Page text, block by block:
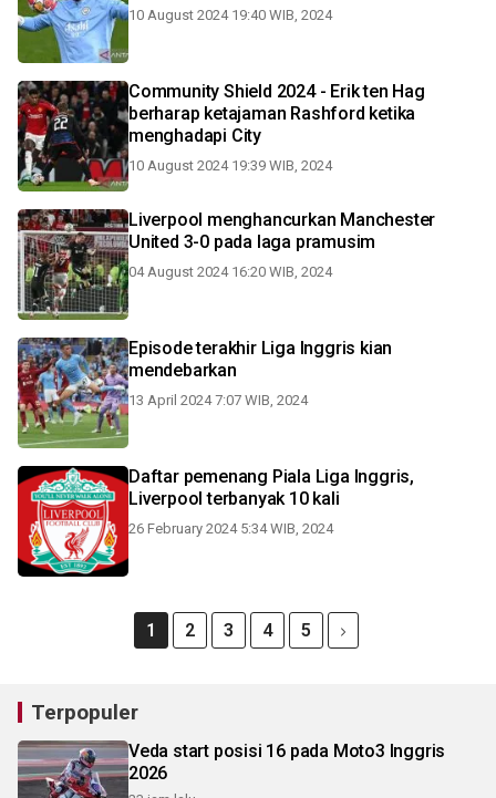
10 August 2024 19:40 WIB, 2024
Community Shield 2024 - Erik ten Hag
berharap ketajaman Rashford ketika
menghadapi City
10 August 2024 19:39 WIB, 2024
Liverpool menghancurkan Manchester
United 3-0 pada laga pramusim
04 August 2024 16:20 WIB, 2024
Episode terakhir Liga Inggris kian
mendebarkan
13 April 2024 7:07 WIB, 2024
Daftar pemenang Piala Liga Inggris,
Liverpool terbanyak 10 kali
26 February 2024 5:34 WIB, 2024
1 2 3 4 5
Terpopuler
Veda start posisi 16 pada Moto3 Inggris
2026